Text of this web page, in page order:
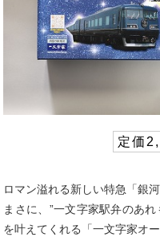
定価
ロマン溢れる新しい特急「銀
まさに、”一文字家駅弁のあ
を叶えてくれる「一文字家オ